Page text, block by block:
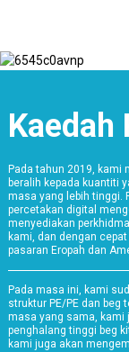
Kaedah
Pada tahun 2019, kami
beralih kepada kuantiti
masa yang lebih tinggi.
percetakan digital
menyediakan
kami, dan dengan
pasaran Eropah dan
Pada masa ini, kami
struktur PE/PE dan beg
masa yang sama, kami
penghalang tinggi beg
kami juga akan